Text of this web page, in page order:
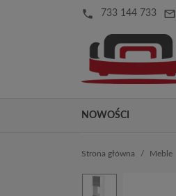
local_phone 733 144 733 mail_outline
NOWOŚCI
Strona główna Meble